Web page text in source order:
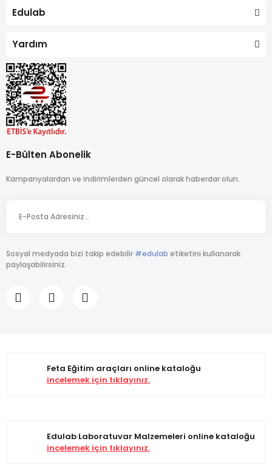
Edulab
Yardım
E-Bülten Abonelik
Kampanyalardan ve indirimlerden güncel olarak haberdar olun.
Sosyal medyada bizi takip edebilir #edulab etiketini kullanarak
paylaşabilirsiniz.
Feta Eğitim araçları online kataloğu
incelemek için tıklayınız.
Edulab Laboratuvar Malzemeleri online kataloğu
incelemek için tıklayınız.